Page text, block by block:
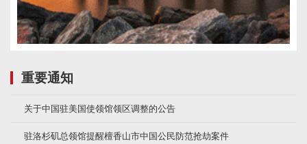
重要通知
关于中国驻美国使领馆领区调整的公告
驻洛杉矶总领馆提醒檀香山市中国公民防范抢劫案件